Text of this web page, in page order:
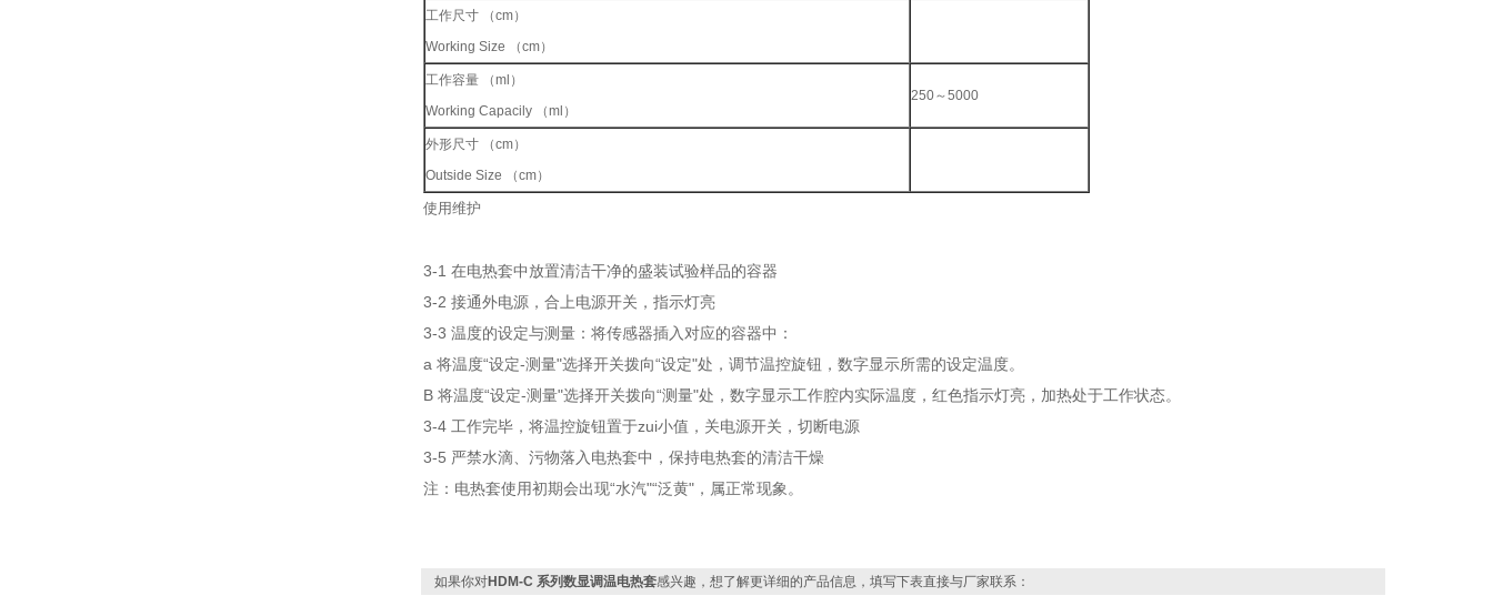
工作尺寸 （cm）
Working Size （cm）
工作容量 （ml）
Working Capacily （ml）
250～5000
外形尺寸 （cm）
Outside Size （cm）
使用维护
3-1 在电热套中放置清洁干净的盛装试验样品的容器
3-2 接通外电源，合上电源开关，指示灯亮
3-3 温度的设定与测量：将传感器插入对应的容器中：
a 将温度“设定-测量"选择开关拨向“设定"处，调节温控旋钮，数字显示所需的设定温度。
B 将温度“设定-测量"选择开关拨向“测量"处，数字显示工作腔内实际温度，红色指示灯亮，加热处于工作状态。
3-4 工作完毕，将温控旋钮置于zui小值，关电源开关，切断电源
3-5 严禁水滴、污物落入电热套中，保持电热套的清洁干燥
注：电热套使用初期会出现“水汽"“泛黄"，属正常现象。
如果你对HDM-C 系列数显调温电热套感兴趣，想了解更详细的产品信息，填写下表直接与厂家联系：